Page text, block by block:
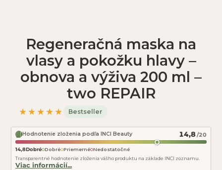
Regeneračná maska na
vlasy a pokožku hlavy –
obnova a výživa 200 ml –
two REPAIR
★★★★★ Bestseller
Hodnotenie zloženia podľa INCI Beauty 14,8/20
14,8Dobré Dobré Priemerné Nedostatočné
Transparentné hodnotenie zloženia vášho produktu na základe INCI zoznamu.
Viac informácií...